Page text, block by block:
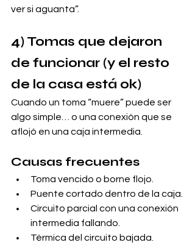
ver si aguanta”.
4) Tomas que dejaron
de funcionar (y el resto
de la casa está ok)
Cuando un toma “muere” puede ser
algo simple… o una conexión que se
aflojó en una caja intermedia.
Causas frecuentes
Toma vencido o borne flojo.
Puente cortado dentro de la caja.
Circuito parcial con una conexión
intermedia fallando.
Térmica del circuito bajada.